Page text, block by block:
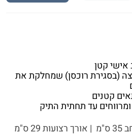
קטן
(בסגירת רוכסן) שמחלקת את
קטנים
עד תחתית התיק